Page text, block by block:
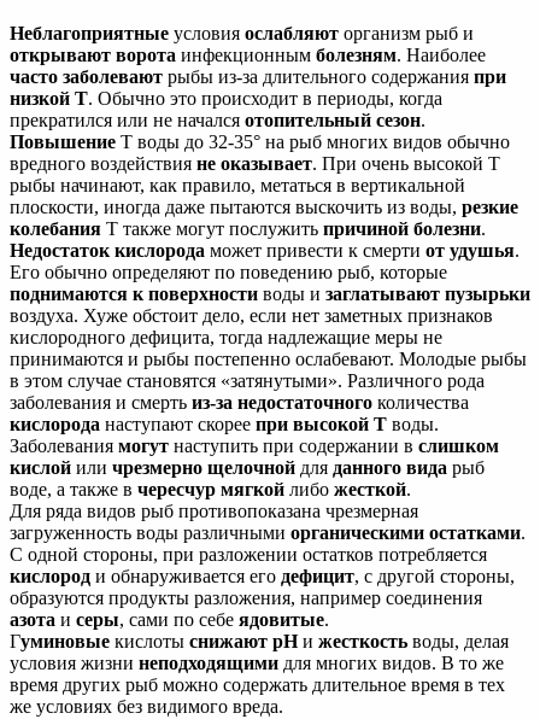
Неблагоприятные условия ослабляют организм рыб и
открывают ворота инфекционным болезням. Наиболее
часто заболевают рыбы из-за длительного содержания при
низкой Т. Обычно это происходит в периоды, когда
прекратился или не начался отопительный сезон.
Повышение Т воды до 32-35° на рыб многих видов обычно
вредного воздействия не оказывает. При очень высокой Т
рыбы начинают, как правило, метаться в вертикальной
плоскости, иногда даже пытаются выскочить из воды, резкие
колебания Т также могут послужить причиной болезни.
Недостаток кислорода может привести к смерти от удушья.
Его обычно определяют по поведению рыб, которые
поднимаются к поверхности воды и заглатывают пузырьки
воздуха. Хуже обстоит дело, если нет заметных признаков
кислородного дефицита, тогда надлежащие меры не
принимаются и рыбы постепенно ослабевают. Молодые рыбы
в этом случае становятся «затянутыми». Различного рода
заболевания и смерть из-за недостаточного количества
кислорода наступают скорее при высокой Т воды.
Заболевания могут наступить при содержании в слишком
кислой или чрезмерно щелочной для данного вида рыб
воде, а также в чересчур мягкой либо жесткой.
Для ряда видов рыб противопоказана чрезмерная
загруженность воды различными органическими остатками.
С одной стороны, при разложении остатков потребляется
кислород и обнаруживается его дефицит, с другой стороны,
образуются продукты разложения, например соединения
азота и серы, сами по себе ядовитые.
Гуминовые кислоты снижают рНи жесткость воды, делая
условия жизни неподходящими для многих видов. В то же
время других рыб можно содержать длительное время в тех
же условиях без видимого вреда.